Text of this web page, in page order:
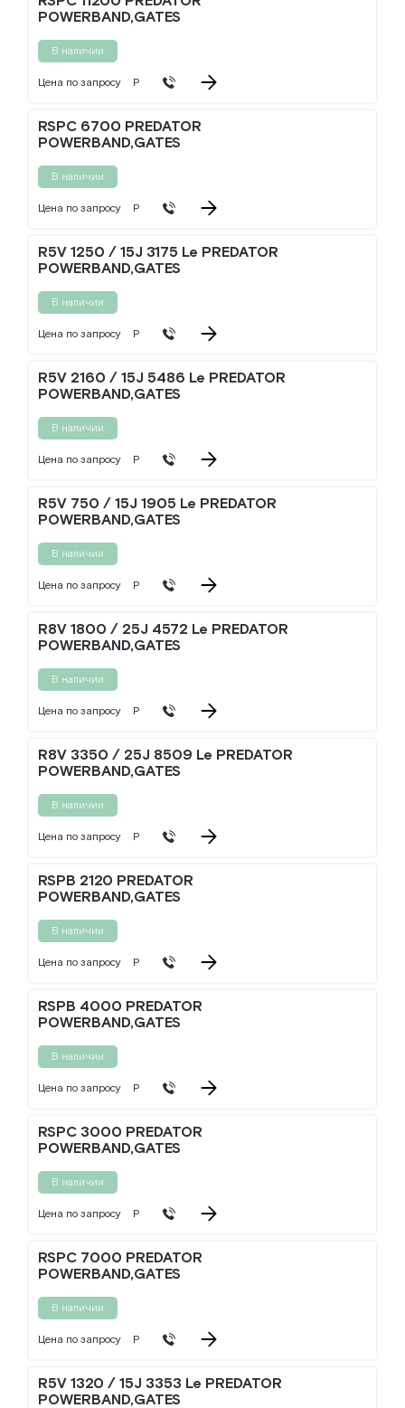
POWERBAND,GATES
В наличии
Цена по запросу Р
RSPC 6700 PREDATOR
POWERBAND,GATES
В наличии
Цена по запросу Р
R5V 1250 / 15J 3175 Le PREDATOR
POWERBAND,GATES
В наличии
Цена по запросу Р
R5V 2160 / 15J 5486 Le PREDATOR
POWERBAND,GATES
В наличии
Цена по запросу Р
R5V 750 / 15J 1905 Le PREDATOR
POWERBAND,GATES
В наличии
Цена по запросу Р
R8V 1800 / 25J 4572 Le PREDATOR
POWERBAND,GATES
В наличии
Цена по запросу Р
R8V 3350 / 25J 8509 Le PREDATOR
POWERBAND,GATES
В наличии
Цена по запросу Р
RSPB 2120 PREDATOR
POWERBAND,GATES
В наличии
Цена по запросу Р
RSPB 4000 PREDATOR
POWERBAND,GATES
В наличии
Цена по запросу Р
RSPC 3000 PREDATOR
POWERBAND,GATES
В наличии
Цена по запросу Р
RSPC 7000 PREDATOR
POWERBAND,GATES
В наличии
Цена по запросу Р
R5V 1320 / 15J 3353 Le PREDATOR
POWERBAND,GATES